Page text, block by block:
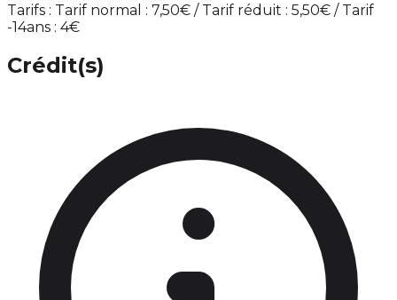
Tarifs : Tarif normal : 7,50€ / Tarif réduit : 5,50€ / Tarif
-14ans : 4€
Crédit(s)